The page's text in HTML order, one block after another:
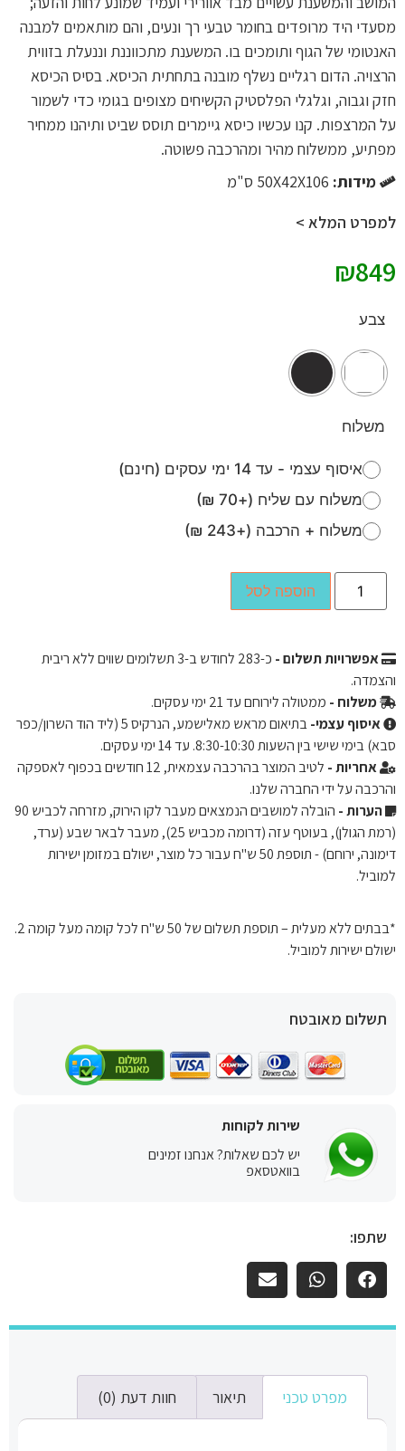
מסעדי היד מרופדים בחומר טבעי רך ונעים, והם מותאמים למבנה
האנטומי של הגוף ותומכים בו. המשענת מתכווננת וננעלת בזווית
הרצויה. הדום רגליים נשלף מובנה בתחתית הכיסא. בסיס הכיסא
חזק וגבוה, וגלגלי הפלסטיק הקשיחים מצופים בגומי כדי לשמור
על המרצפות. קנו עכשיו כיסא גיימרים תוסס שביט ותיהנו ממחיר
מפתיע, ממשלוח מהיר ומהרכבה פשוטה.
מידות: 50X42X106 ס"מ
למפרט המלא >
₪849
צבע
משלוח
איסוף עצמי - עד 14 ימי עסקים (חינם)
משלוח עם שליח (+70 ₪)
משלוח + הרכבה (+243 ₪)
הוספה לסל
אפשרויות תשלום - כ-283
לחודש ב-3 תשלומים שווים ללא ריבית
והצמדה.
משלוח - ממטולה לירוחם עד 21 ימי עסקים.
איסוף עצמי-
בתיאום מראש מאלישמע, הנרקיס 5 (ליד הוד השרון/כפר
סבא) בימי שישי בין השעות 8:30-10:30. עד 14 ימי עסקים.
אחריות -
לטיב המוצר בהרכבה עצמאית, 12 חודשים בכפוף לאספקה ​​
והרכבה על ידי החברה שלנו.
הערות -
הובלה למושבים הנמצאים מעבר לקו הירוק, מזרחה לכביש 90
(רמת הגולן), בעוטף עזה (דרומה מכביש 25), מעבר לבאר שבע (ערד,
דימונה, ירוחם) - תוספת 50 ש"ח עבור כל מוצר, ישולם במזומן ישירות
למוביל.
*בבתים ללא מעלית – תוספת תשלום של 50 ש"ח לכל קומה מעל קומה 2.
ישולם ישירות למוביל.
תשלום מאובטח
שירות לקוחות
יש לכם שאלות? אנחנו זמינים
בוואטסאפ
שתפו:
מפרט טכני תיאור חוות דעת (0)